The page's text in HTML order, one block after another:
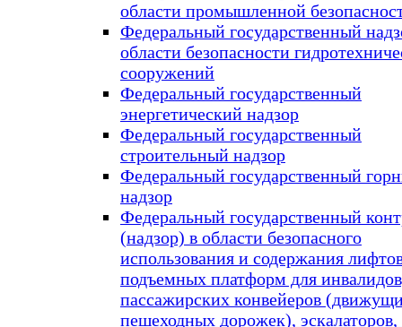
области промышленной
Федеральный государственный
области безопасности
сооружений
Федеральный государственный
энергетический надзор
Федеральный государственный
строительный надзор
Федеральный государственный
надзор
Федеральный государственный
(надзор) в области безопасного
использования и содержания
подъемных платформ для
пассажирских конвейеров
пешеходных дорожек), эскалаторов,